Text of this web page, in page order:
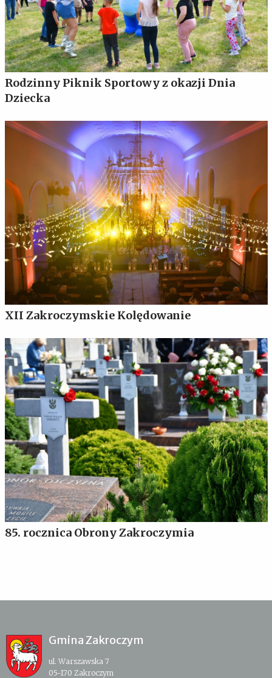
Rodzinny Piknik Sportowy z okazji Dnia
Dziecka
XII Zakroczymskie Kolędowanie
85. rocznica Obrony Zakroczymia
Gmina Zakroczym
ul. Warszawska 7
05-170 Zakroczym